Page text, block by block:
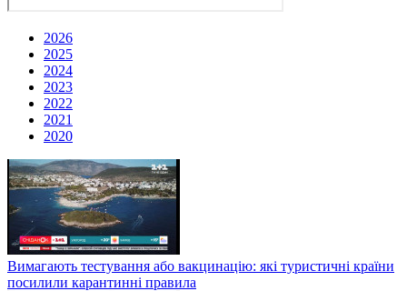
2026
2025
2024
2023
2022
2021
2020
Вимагають тестування або вакцинацію: які туристичні країни
посилили карантинні правила